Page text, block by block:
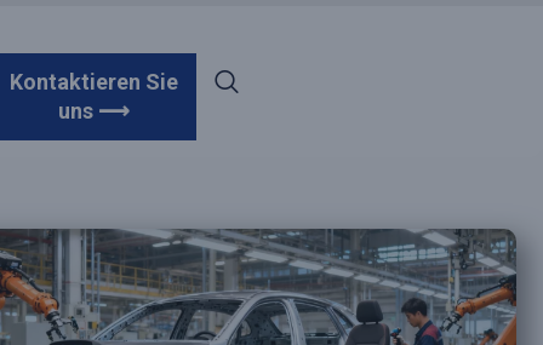
Kontaktieren Sie
uns ⟶